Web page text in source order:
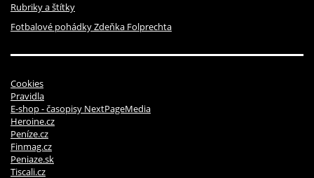
Rubriky a štítky
Fotbalové pohádky Zdeňka Folprechta
Cookies
Pravidla
E-shop - časopisy NextPageMedia
Heroine.cz
Peníze.cz
Finmag.cz
Peniaze.sk
Tiscali.cz